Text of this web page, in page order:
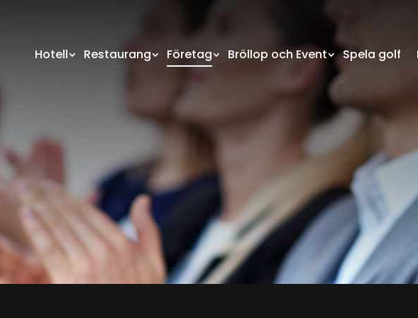
Hotell Restaurang Företag Bröllop och Event Spela golf